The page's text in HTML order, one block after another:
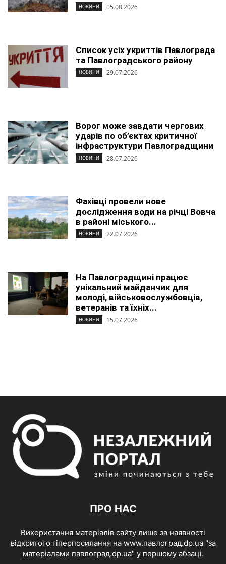
НОВИНИ 05.08.2026
Список усіх укриттів Павлограда
та Павлоградського району
НОВИНИ 29.07.2026
Ворог може завдати чергових
ударів по об’єктах критичної
інфраструктури Павлоградщини
НОВИНИ 28.07.2026
Фахівці провели нове
дослідження води на річці Вовча
в районі міського...
НОВИНИ 22.07.2026
На Павлоградщині працює
унікальний майданчик для
молоді, військовослужбовців,
ветеранів та їхніх...
НОВИНИ 15.07.2026
ПРО НАС
Використання матеріалів сайту лише за наявності
відкритого гіперпосилання на www.павлоград.dp.ua "за
матеріалами павлоград.dp.ua" у першому абзаці.